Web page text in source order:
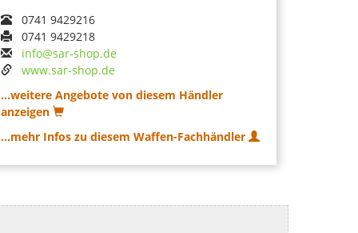
0741 9429216
0741 9429218
info@sar-shop.de
www.sar-shop.de
...weitere Angebote von diesem Händler
anzeigen
...mehr Infos zu diesem Waffen-Fachhändler